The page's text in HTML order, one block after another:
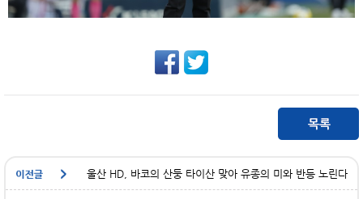
울산 HD, 바코의 산둥 타이산 맞아 유종의 미와 반등 노린다